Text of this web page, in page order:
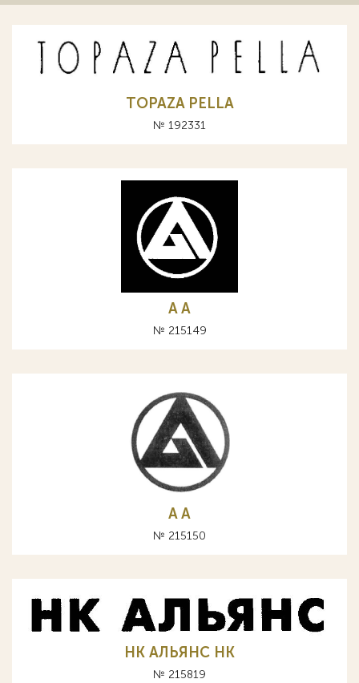
TOPAZA PELLA
№ 192331
A А
№ 215149
A А
№ 215150
НК АЛЬЯНС HK
№ 215819